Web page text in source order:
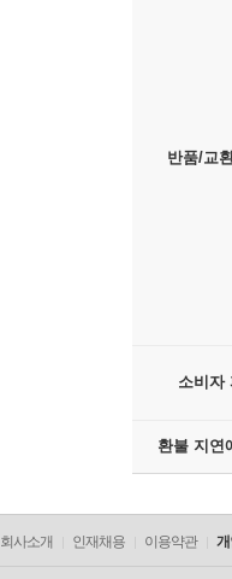
반품/교
소비자
환불 지연
회사소개 인재채용 이용약관 개